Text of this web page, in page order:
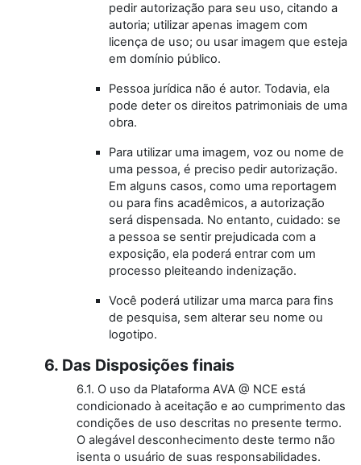
pedir autorização para seu uso, citando a
autoria; utilizar apenas imagem com
licença de uso; ou usar imagem que esteja
em domínio público.
Pessoa jurídica não é autor. Todavia, ela
pode deter os direitos patrimoniais de uma
obra.
Para utilizar uma imagem, voz ou nome de
uma pessoa, é preciso pedir autorização.
Em alguns casos, como uma reportagem
ou para fins acadêmicos, a autorização
será dispensada. No entanto, cuidado: se
a pessoa se sentir prejudicada com a
exposição, ela poderá entrar com um
processo pleiteando indenização.
Você poderá utilizar uma marca para fins
de pesquisa, sem alterar seu nome ou
logotipo.
6. Das Disposições finais
6.1. O uso da Plataforma AVA @ NCE está
condicionado à aceitação e ao cumprimento das
condições de uso descritas no presente termo.
O alegável desconhecimento deste termo não
isenta o usuário de suas responsabilidades.